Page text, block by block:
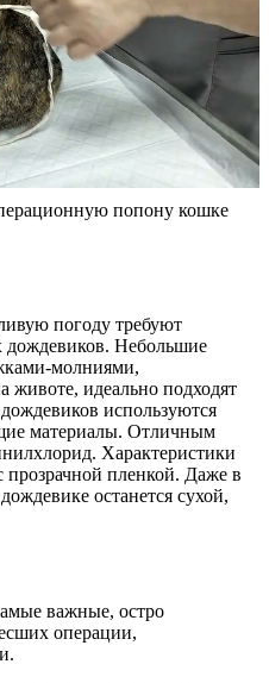
попону кошке
погоду требуют
дождевиков. Небольшие
молниями,
идеально подходят
используются
материалы. Отличным
Характеристики
пленкой. Даже в
останется сухой,
важные, остро
операции,